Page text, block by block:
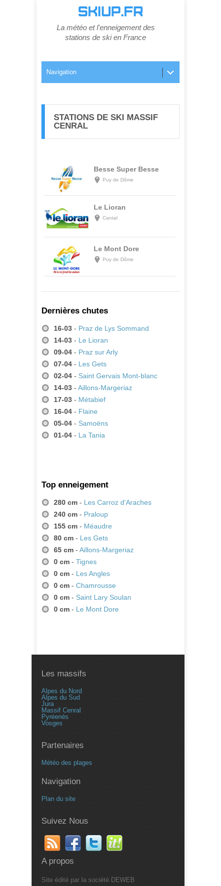
SKIUP.FR
La météo et l'enneigement des
stations de ski en France
Navigation
STATIONS DE SKI MASSIF
CENRAL
Besse Super Besse
Puy de Dôme
Le Lioran
Cantal
Le Mont Dore
Puy de Dôme
Dernières chutes
16-03 - Praz de Lys Sommand
14-03 - Le Lioran
09-04 - Praz sur Arly
07-04 - Les Gets
02-04 - Saint Gervais Mont-blanc
14-03 - Aillons-Margeriaz
17-03 - Métabief
16-04 - Flaine
05-04 - Samoëns
01-04 - La Tania
Top enneigement
280 cm - Les Carroz d'Araches
240 cm - Praloup
155 cm - Méaudre
80 cm - Les Gets
65 cm - Aillons-Margeriaz
0 cm - Tignes
0 cm - Les Angles
0 cm - Chamrousse
0 cm - Saint Lary Soulan
0 cm - Le Mont Dore
Les massifs
Alpes du Nord
Alpes du Sud
Jura
Massif Cenral
Pyréenés
Vosges
Partenaires
Météo des plages
Navigation
Plan du site
Suivez Nous
A propos
Site édité par la société DEWEB